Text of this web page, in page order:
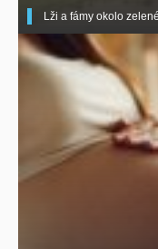
Lži a fámy okolo